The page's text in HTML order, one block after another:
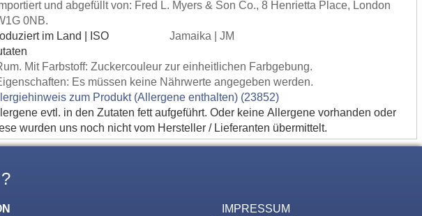
und abgefüllt von: Fred L. Myers & Son Co., 8 Henrietta Place, London
0NB.
im Land | ISO
Jamaika | JM
Mit Farbstoff: Zuckercouleur zur einheitlichen Farbgebung.
Es müssen keine Nährwerte angegeben werden.
zum Produkt (Allergene enthalten) (23852)
evtl. in den Zutaten fett aufgeführt. Oder keine Allergene vorhanden oder
wurden uns noch nicht vom Hersteller / Lieferanten übermittelt.
IMPRESSUM